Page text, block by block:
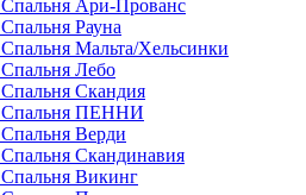
Спальня Ари-Прованс
Спальня Рауна
Спальня Мальта/Хельсинки
Спальня Лебо
Спальня Скандия
Спальня ПЕННИ
Спальня Верди
Спальня Скандинавия
Спальня Викинг